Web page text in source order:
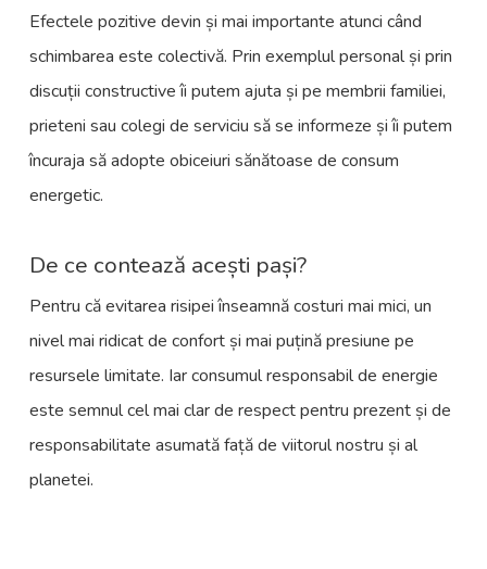
Efectele pozitive devin și mai importante atunci când
schimbarea este colectivă. Prin exemplul personal și prin
discuții constructive îi putem ajuta și pe membrii familiei,
prieteni sau colegi de serviciu să se informeze și îi putem
încuraja să adopte obiceiuri sănătoase de consum
energetic.
De ce contează acești pași?
Pentru că evitarea risipei înseamnă costuri mai mici, un
nivel mai ridicat de confort și mai puțină presiune pe
resursele limitate. Iar consumul responsabil de energie
este semnul cel mai clar de respect pentru prezent și de
responsabilitate asumată față de viitorul nostru și al
planetei.